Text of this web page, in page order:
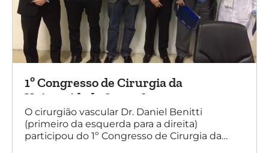
1º Congresso de Cirurgia da
Universidade Santo Amaro
O cirurgião vascular Dr. Daniel Benitti
(primeiro da esquerda para a direita)
participou do 1º Congresso de Cirurgia da